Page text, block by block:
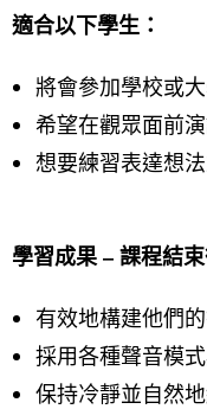
適合以下學生：
將會參加學校或
希望在觀眾面前
想要練習表達想
學習成果 – 課程結
有效地構建他們
採用各種聲音模
保持冷靜並自然